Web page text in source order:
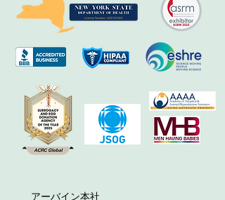
アーバイン本社